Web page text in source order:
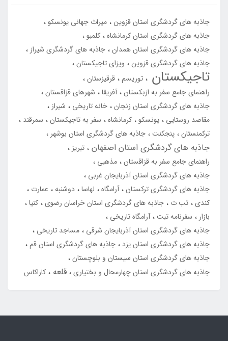
جاذبه های گردشگری استان قزوین میراث جهانی یونسکو
جاذبه های گردشگری استان کرمانشاه کلمبو
جاذبه های گردشگری استان همدان جاذبه های گردشگری شیراز
جاذبه های گردشگری قزوین
ویزای تاجیکستان
تاجیکستان توریسم قرقیزستان
راهنمای جامع سفر به ازبکستان آفریقا
شهرهای قزاقستان
جاذبه های گردشگری استان زنجان خانه تاریخی
شیراز
مقاصد روستایی
یونسکو کرمانشاه سفر به تاجیکستان
سمرقند
ترکمنستان پنجکنت جاذبه های گردشگری استان بوشهر
جاذبه های گردشگری استان اصفهان
تبریز
راهنمای جامع سفر به قزاقستان مذهبی
جاذبه های گردشگری استان آذربایجان غربی
جاذبه های گردشگری ترکستان آرامگاه لهاسا دوشنبه
عمارت
کندی تب ت جاذبه های گردشگری استان خراسان رضوی کنیا
بازار
سفرنامه تبت آرامگاه تاریخی
جاذبه های گردشگری استان آذربایجان شرقی
مساجد تاریخی
جاذبه های گردشگری استان یزد
جاذبه های گردشگری استان قم
جاذبه های گردشگری استان سیستان و بلوچستان
جاذبه های گردشگری استان چهارمحال و بختیاری قلعه کاراکاس